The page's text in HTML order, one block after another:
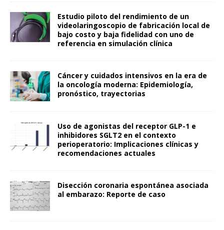
Estudio piloto del rendimiento de un
videolaringoscopio de fabricación local de
bajo costo y baja fidelidad con uno de
referencia en simulación clínica
Cáncer y cuidados intensivos en la era de
la oncología moderna: Epidemiología,
pronóstico, trayectorias
Uso de agonistas del receptor GLP-1 e
inhibidores SGLT2 en el contexto
perioperatorio: Implicaciones clínicas y
recomendaciones actuales
Disección coronaria espontánea asociada
al embarazo: Reporte de caso